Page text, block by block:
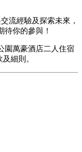
流經驗及探索未來，
待你的參與！
園萬豪酒店二人住宿
細則。